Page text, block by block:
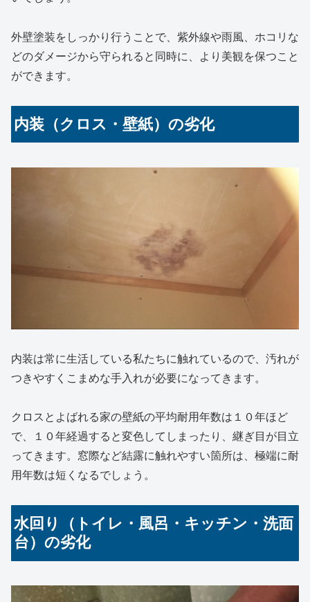
外壁塗装をしっかり行うことで、紫外線や雨風、ホコリな
どのダメージから守られると同時に、より美観を保つこと
ができます。
内装（クロス・壁紙）の劣化
内装は常に生活している私たちに触れているので、汚れが
つきやすくこまめな手入れが必要になってきます。
クロスとよばれる家の壁紙の平均耐用年数は１０年ほど
で、１０年経過すると変色してしまったり、継ぎ目が目立
ってきます。 窓際など結露に触れやすい箇所は、 極端に耐
用年数は短くなるでしょう。
水回り（トイレ・風呂・キッチン・洗面
台）の劣化